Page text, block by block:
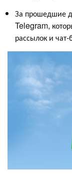
За прошедшие
Telegram,
рассылок и чат-